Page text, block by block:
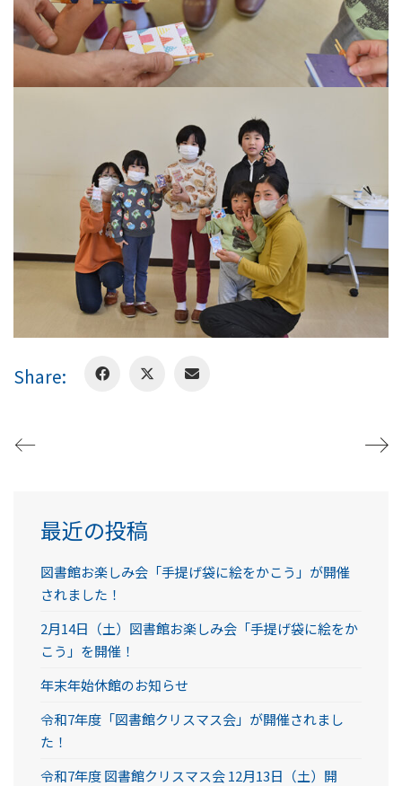
Share:
最近の投稿
図書館お楽しみ会「手提げ袋に絵をかこう」が開催
されました！
2月14日（土）図書館お楽しみ会「手提げ袋に絵をか
こう」を開催！
年末年始休館のお知らせ
令和7年度「図書館クリスマス会」が開催されまし
た！
令和7年度 図書館クリスマス会 12月13日（土）開